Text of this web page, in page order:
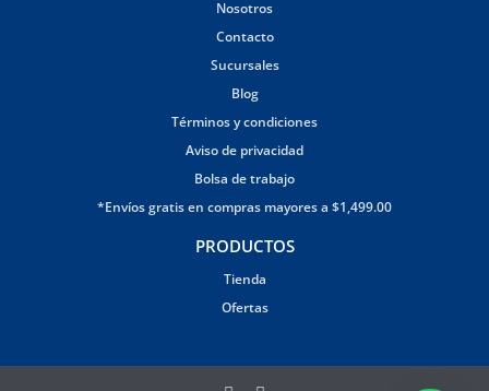
Nosotros
Contacto
Sucursales
Blog
Términos y condiciones
Aviso de privacidad
Bolsa de trabajo
*Envíos gratis en compras mayores a $1,499.00
PRODUCTOS
Tienda
Ofertas